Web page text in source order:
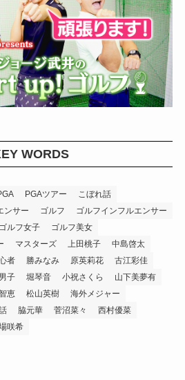
WORDS
PGAツアー
こぼれ話
ンサー ゴルフ
ゴルフインフルエンサー
ゴルフ女子
ゴルフ美女
マスターズ 上田桃子
中島啓太
者 勝みなみ 原英莉花
古江彩佳
子 堀琴音 小祝さくら
山下美夢有
恵 松山英樹
海外メジャー
脇元華 菅沼菜々
西村優菜
咲希